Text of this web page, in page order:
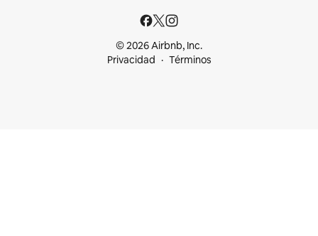
© 2026 Airbnb, Inc.
Privacidad
Términos